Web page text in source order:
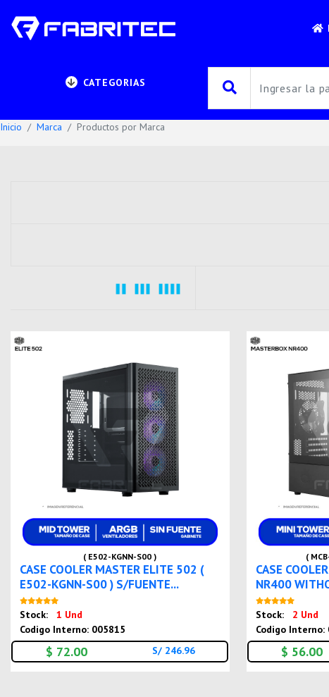
CATEGORIAS
Inicio Marca Productos por Marca
( E502-KGNN-S00 )
CASE COOLER MASTER ELITE 502 (
E502-KGNN-S00 ) S/FUENTE...
Stock:
1 Und
Codigo Interno: 005815
$ 72.00 S/ 246.96
(
CASE
NR400
Stock:
2 Und
Codigo Interno:
$ 56.00